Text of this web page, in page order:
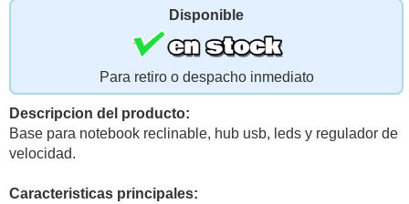
Disponible
Para retiro o despacho inmediato
Descripcion del producto:
Base para notebook reclinable, hub usb, leds y regulador de
velocidad.
Caracteristicas principales: